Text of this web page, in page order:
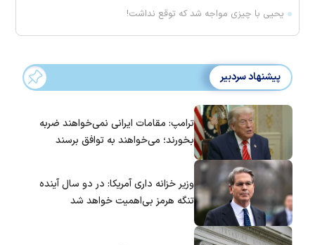
یحیی با چیزی مواجه شد که توقع نداشت!
پیشنهاد سردبیر
ترامپ: مقامات ایرانی نمی‌خواهند ضربه
بخورند؛ می‌خواهند به توافق برسند
وزیر خزانه داری آمریکا: در دو سال آینده
تنگه هرمز بی‌اهمیت خواهد شد